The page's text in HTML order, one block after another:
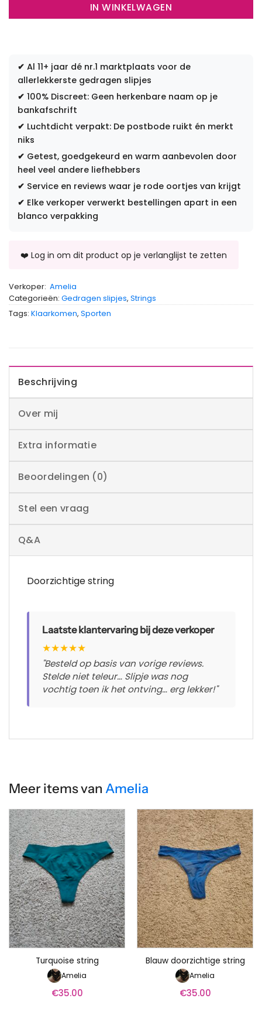
IN WINKELWAGEN
✔ Al 11+ jaar dé nr.1 marktplaats voor de
allerlekkerste gedragen slipjes
✔ 100% Discreet: Geen herkenbare naam op je
bankafschrift
✔ Luchtdicht verpakt: De postbode ruikt én merkt
niks
✔ Getest, goedgekeurd en warm aanbevolen door
heel veel andere liefhebbers
✔ Service en reviews waar je rode oortjes van krijgt
✔ Elke verkoper verwerkt bestellingen apart in een
blanco verpakking
Verkoper: Amelia
Categorieën: Gedragen slipjes, Strings
Tags: Klaarkomen, Sporten
Beschrijving
Over mij
Extra informatie
Beoordelingen (0)
Stel een vraag
Q&A
Doorzichtige string
Laatste klantervaring bij deze verkoper
★★★★★
"Besteld op basis van vorige reviews.
Stelde niet teleur… Slipje was nog
vochtig toen ik het ontving… erg lekker!"
Meer items van Amelia
Turquoise string
Amelia
€35.00
Blauw doorzichtige string
Amelia
€35.00